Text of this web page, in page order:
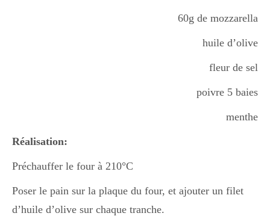
Mes amis en cuisine
Recettes Végétariennes
Resto
60g de mozzarella
huile d’olive
fleur de sel
poivre 5 baies
menthe
Réalisation:
Préchauffer le four à 210°C
Poser le pain sur la plaque du four, et ajouter un filet
d’huile d’olive sur chaque tranche.